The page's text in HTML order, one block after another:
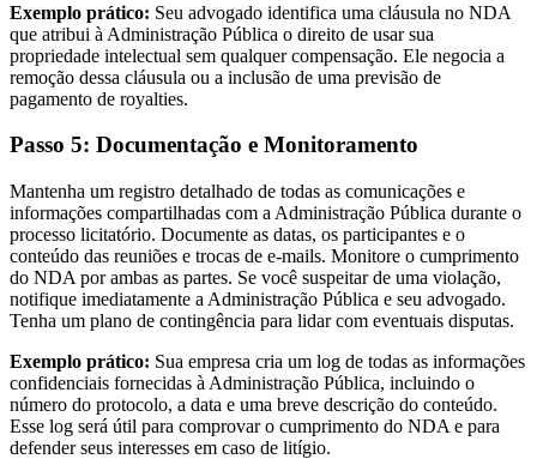
Exemplo prático: Seu advogado identifica uma cláusula no NDA
que atribui à Administração Pública o direito de usar sua
propriedade intelectual sem qualquer compensação. Ele negocia a
remoção dessa cláusula ou a inclusão de uma previsão de
pagamento de royalties.
Passo 5: Documentação e Monitoramento
Mantenha um registro detalhado de todas as comunicações e
informações compartilhadas com a Administração Pública durante o
processo licitatório. Documente as datas, os participantes e o
conteúdo das reuniões e trocas de e-mails. Monitore o cumprimento
do NDA por ambas as partes. Se você suspeitar de uma violação,
notifique imediatamente a Administração Pública e seu advogado.
Tenha um plano de contingência para lidar com eventuais disputas.
Exemplo prático: Sua empresa cria um log de todas as informações
confidenciais fornecidas à Administração Pública, incluindo o
número do protocolo, a data e uma breve descrição do conteúdo.
Esse log será útil para comprovar o cumprimento do NDA e para
defender seus interesses em caso de litígio.